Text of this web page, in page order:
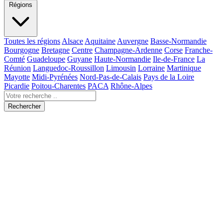
Régions
Toutes les régions Alsace Aquitaine Auvergne Basse-Normandie
Bourgogne Bretagne Centre Champagne-Ardenne Corse Franche-
Comté Guadeloupe Guyane Haute-Normandie Ile-de-France La
Réunion Languedoc-Roussillon Limousin Lorraine Martinique
Mayotte Midi-Pyrénées Nord-Pas-de-Calais Pays de la Loire
Picardie Poitou-Charentes PACA Rhône-Alpes
Rechercher